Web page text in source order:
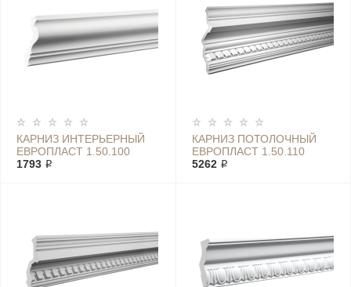
КАРНИЗ ИНТЕРЬЕРНЫЙ
ЕВРОПЛАСТ 1.50.100
1793 ₽
КАРНИЗ ПОТОЛОЧНЫЙ
ЕВРОПЛАСТ 1.50.110
5262 ₽